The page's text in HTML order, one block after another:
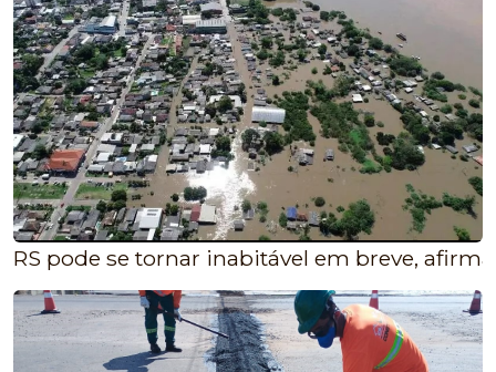
RS pode se tornar inabitável em breve,